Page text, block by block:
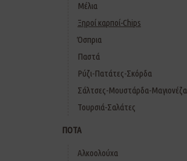
Μέλια
Ξηροί καρποί-Chips
Όσπρια
Παστά
Ρύζι-Πατάτες-Σκόρδα
Σάλτσες-Μουστάρδα-Μαγιονέζα
Τουρσιά-Σαλάτες
ΠΟΤΑ
Αλκοολούχα